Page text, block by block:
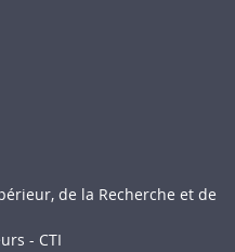
de la Recherche et de
- CTI